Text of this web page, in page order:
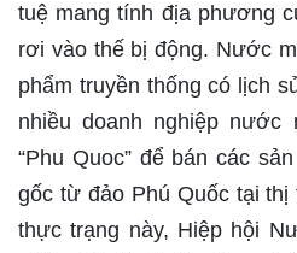
tuệ mang tính địa phương
rơi vào thế bị động. Nước
phẩm truyền thống có lịch
nhiều doanh nghiệp nước
“Phu Quoc” để bán các
gốc từ đảo Phú Quốc tại
thực trạng này, Hiệp hội